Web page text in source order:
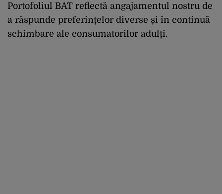
Portofoliul BAT reflectă angajamentul nostru de
a răspunde preferințelor diverse și în continuă
schimbare ale consumatorilor adulți.